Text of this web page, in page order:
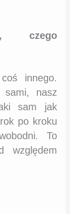
czego
innego.
nasz
sam jak
po kroku
To
względem